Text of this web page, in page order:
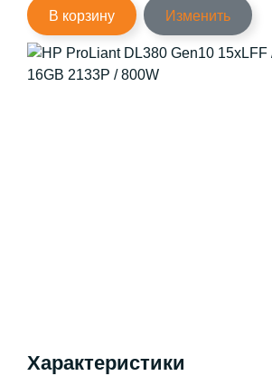
В корзину Изменить
Характеристики